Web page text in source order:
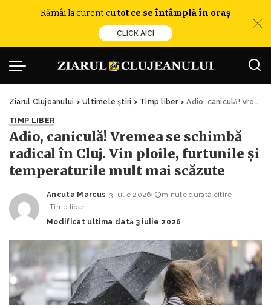
Rămâi la curent cutot ce se întâmplă în oraș
CLICK AICI
Ziarul Clujeanului >Ultimele știri > Timp liber>Adio, caniculă! Vremea se schimbă radical în Cluj. Vin ploile, furtunile și temperaturile mult mai scăzute
TIMP LIBER
Adio, caniculă! Vremea se schimbă
radical în Cluj. Vin ploile, furtunile și
temperaturile mult mai scăzute
Posted
by
Ancuta Marcus 3 iulie 2026
minute durată citire
Timp liber
Modificat ultima dată 3 iulie 2026